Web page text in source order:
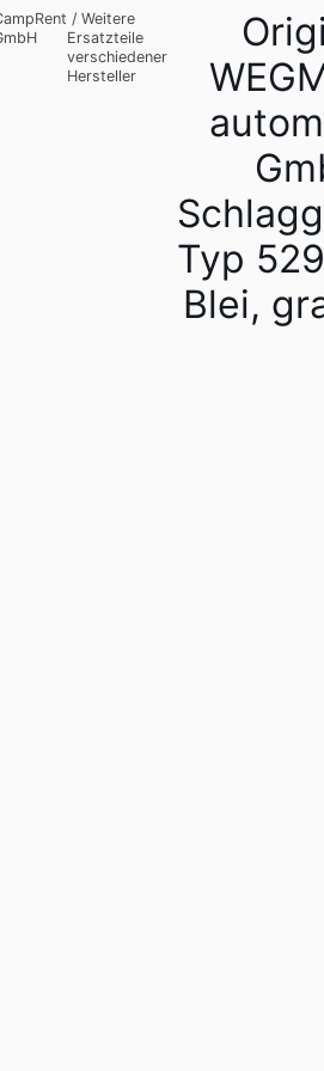
/ Weitere
Ersatzteile
verschiedener
Hersteller
Typ
Blei,